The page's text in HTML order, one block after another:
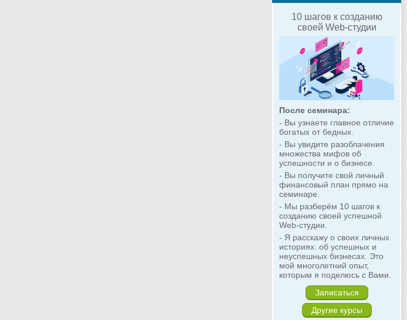
10 шагов к созданию
своей Web-студии
После семинара:
- Вы узнаете главное отличие
богатых от бедных.
- Вы увидите разоблачения
множества мифов об
успешности и о бизнесе.
- Вы получите свой личный
финансовый план прямо на
семинаре.
- Мы разберём 10 шагов к
созданию своей успешной
Web-студии.
- Я расскажу о своих личных
историях: об успешных и
неуспешных бизнесах. Это
мой многолетний опыт,
которым я поделюсь с Вами.
Записаться
Другие курсы